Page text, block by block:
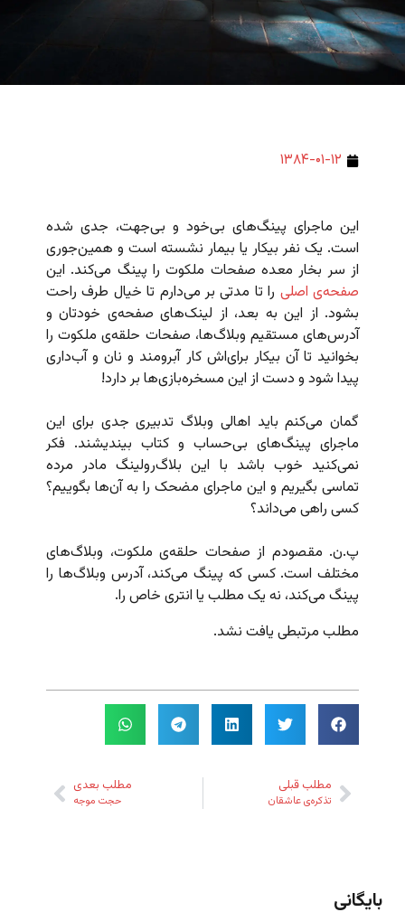
۱۳۸۴-۰۱-۱۲
این ماجرای پینگ‌های بی‌خود و بی‌جهت،‌ جدی شده
است. یک نفر بیکار یا بیمار نشسته است و همین‌جوری
از سر بخار معده صفحات ملکوت را پینگ می‌کند. این
صفحه‌ی اصلی را تا مدتی بر می‌دارم تا خیال طرف راحت
بشود. از این به بعد، از لینک‌های صفحه‌ی خودتان و
آدرس‌های مستقیم وبلاگ‌ها، صفحات حلقه‌ی ملکوت را
بخوانید تا آن بیکار برای‌اش کار آبرومند و نان و آب‌داری
پیدا شود و دست از این مسخره‌بازی‌ها بر دارد!
گمان می‌کنم باید اهالی وبلاگ تدبیری جدی برای این
ماجرای پینگ‌های بی‌حساب و کتاب بیندیشند. فکر
نمی‌کنید خوب باشد با این بلاگ‌رولینگ مادر مرده
تماسی بگیریم و این ماجرای مضحک را به آن‌ها بگوییم؟
کسی راهی می‌داند؟
پ.ن. مقصودم از صفحات حلقه‌ی ملکوت،‌ وبلاگ‌های
مختلف است. کسی که پینگ می‌کند، آدرس وبلاگ‌ها را
پینگ می‌کند، نه یک مطلب یا انتری خاص را.
مطلب مرتبطی یافت نشد.
مطلب قبلی
تذکره‌ی عاشقان
مطلب بعدی
حجت موجه
بایگانی